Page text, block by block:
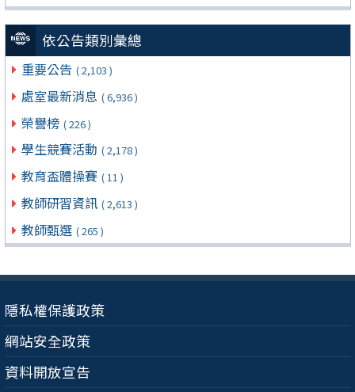
依公告類別彙總
重要公告 ( 2,103 )
處室最新消息 ( 6,936 )
榮譽榜 ( 226 )
學生競賽活動 ( 2,178 )
教育盃體操賽 ( 11 )
教師研習資訊 ( 2,613 )
教師甄選 ( 265 )
隱私權保護政策
網站安全政策
資料開放宣告